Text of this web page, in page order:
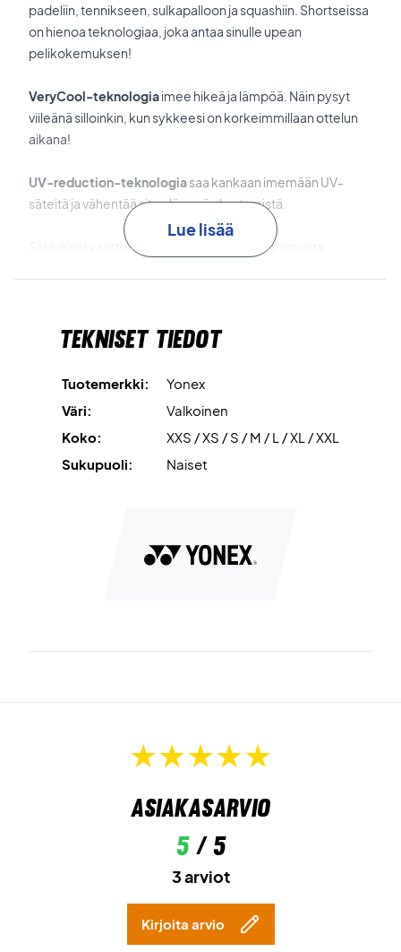
padeliin, tennikseen, sulkapalloon ja squashiin. Shortseissa
on hienoa teknologiaa, joka antaa sinulle upean
pelikokemuksen!
VeryCool-teknologiaimee hikeä ja lämpöä. Näin pysyt
viileänä silloinkin, kun sykkeesi on korkeimmillaan ottelun
aikana!
UV-reduction-teknologiasaa kankaan imemään UV-
säteitä ja vähentää siten lämmön kertymistä.
Sähköiset vaatteet on yksi ärsyttävimmistä asioista
vaatteesta hikeä imevän ja nopeasti kuivuvan, joten sinun ei
Treenishortsit, jotka pitävät sinut kuivana
Yonexin treenishortsit, jotka pitävät sinut kuivana ja viileänä
koko ottelun ajan!
Lue lisää
Tekniset tiedot
Tuotemerkki:
Yonex
Väri:
Valkoinen
Koko:
XXS / XS / S / M / L / XL / XXL
Sukupuoli:
Naiset
Asiakasarvio
5/ 5
3 arviot
Kirjoita arvio